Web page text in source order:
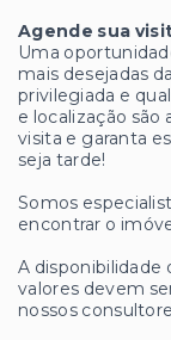
Agende sua
Uma
mais desejadas
privilegiada e
e localização
visita e garanta
seja tarde!
Somos
encontrar o
A disponibilidade
valores devem
nossos